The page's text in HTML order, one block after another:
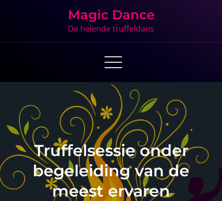
Magic Dance
De helende truffeldans
Truffelsessie onder
begeleiding van de
meest ervaren